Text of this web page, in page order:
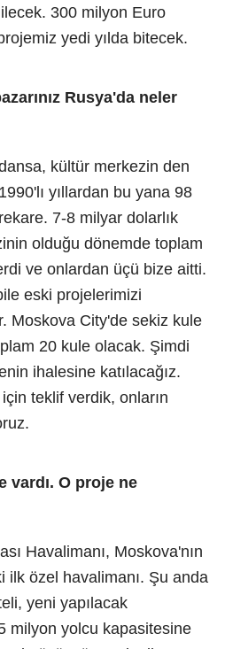
300 milyon Euro
yedi yılda bitecek.
Rusya'da neler
kültür merkezin den
yıllardan bu yana 98
7-8 milyar dolarlık
olduğu dönemde toplam
ve onlardan üçü bize aitti.
eski projelerimizi
Moskova City'de sekiz kule
20 kule olacak. Şimdi
ihalesine katılacağız.
teklif verdik, onların
vardı. O proje ne
Havalimanı, Moskova'nın
ilk özel havalimanı. Şu anda
yeni yapılacak
milyon yolcu kapasitesine